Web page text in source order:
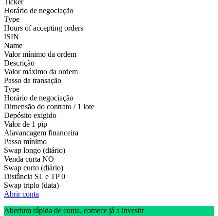
Ticker
Horário de negociação
Type
Hours of accepting orders
ISIN
Name
Valor mínimo da ordem
Descrição
Valor máximo da ordem
Passo da transação
Type
Horário de negociação
Dimensão do contrato / 1 lote
Depósito exigido
Valor de 1 pip
Alavancagem financeira
Passo mínimo
Swap longo (diário)
Venda curta NO
Swap curto (diário)
Distância SL e TP 0
Swap triplo (data)
Abrir conta
Abertura rápida de conta, comece já a investir